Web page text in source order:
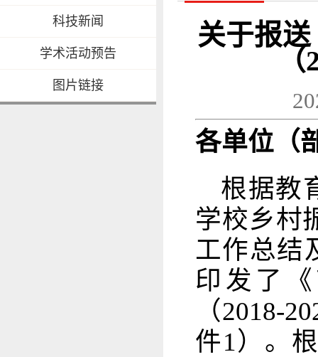
科技新闻
学术活动预告
图片链接
关于报
各单位（
根据教
学校乡村
工作总结
印发了
（2018-
件1）。